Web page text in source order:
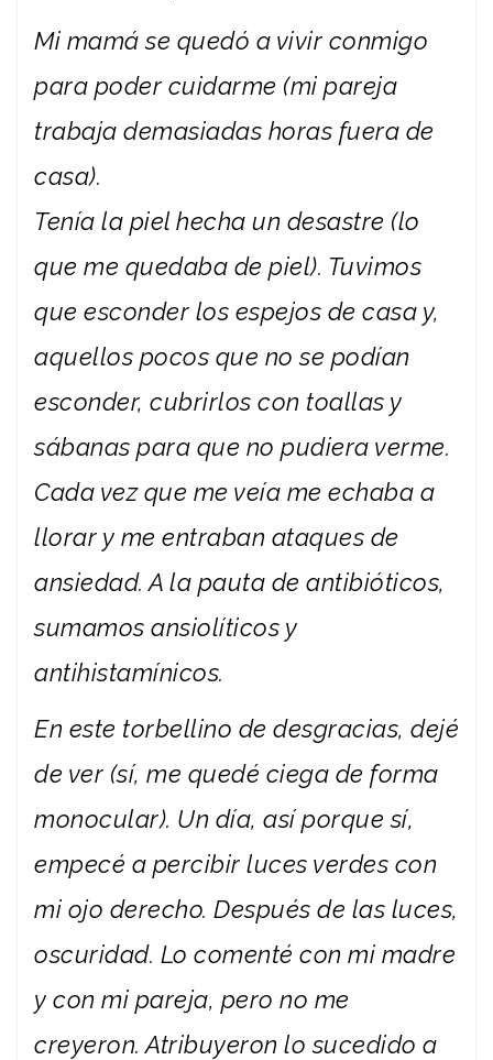
Mi mamá se quedó a vivir conmigo
para poder cuidarme (mi pareja
trabaja demasiadas horas fuera de
casa).
Tenía la piel hecha un desastre (lo
que me quedaba de piel). Tuvimos
que esconder los espejos de casa y,
aquellos pocos que no se podían
esconder, cubrirlos con toallas y
sábanas para que no pudiera verme.
Cada vez que me veía me echaba a
llorar y me entraban ataques de
ansiedad. A la pauta de antibióticos,
sumamos ansiolíticos y
antihistamínicos.
En este torbellino de desgracias, dejé
de ver (sí, me quedé ciega de forma
monocular). Un día, así porque sí,
empecé a percibir luces verdes con
mi ojo derecho. Después de las luces,
oscuridad. Lo comenté con mi madre
y con mi pareja, pero no me
creyeron. Atribuyeron lo sucedido a